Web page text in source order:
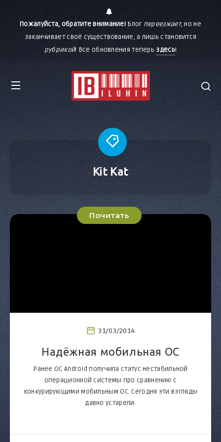
Пожалуйста, обратите внимание! Блог переезжает, но не
заканчивает своё существование, а лишь становится
рубрикой! Все обновления теперь здесь!
Kit Kat
Почитать
31/03/2014
Надёжная мобильная ОС
Ранее ОС Android получила статус нестабильной
операционной системы про сравнению с
конкурирующими мобильным ОС. Сегодня эти взгляды
давно устарели.